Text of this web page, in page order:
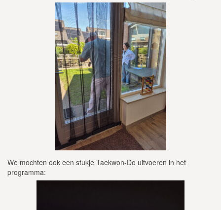
We mochten ook een stukje Taekwon-Do uitvoeren in het
programma: